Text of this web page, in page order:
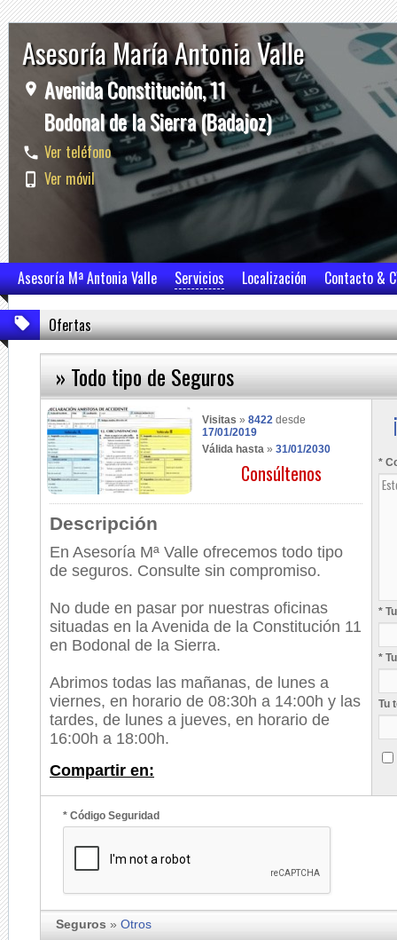
Asesoría María Antonia Valle
Avenida Constitución, 11
Bodonal de la Sierra (Badajoz)
Ver teléfono
Ver móvil
Asesoría Mª Antonia Valle Servicios Localización Contacto &
Ofertas
» Todo tipo de Seguros
Visitas » 8422 desde
17/01/2019
Válida hasta » 31/01/2030
Consúltenos
Descripción
En Asesoría Mª Valle ofrecemos todo tipo
de seguros. Consulte sin compromiso.
No dude en pasar por nuestras oficinas
situadas en la Avenida de la Constitución 11
en Bodonal de la Sierra.
Abrimos todas las mañanas, de lunes a
viernes, en horario de 08:30h a 14:00h y las
tardes, de lunes a jueves, en horario de
16:00h a 18:00h.
Compartir en:
*
*
*
Tu
* Código Seguridad
Seguros » Otros